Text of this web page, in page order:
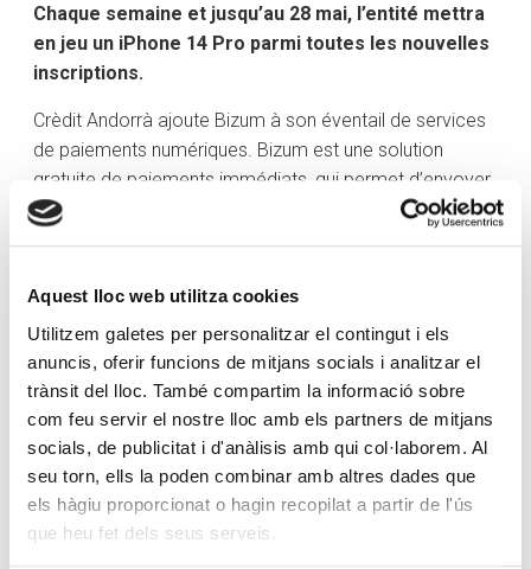
Aquest lloc web utilitza cookies
Utilitzem galetes per personalitzar el contingut i els
anuncis, oferir funcions de mitjans socials i analitzar el
trànsit del lloc. També compartim la informació sobre
com feu servir el nostre lloc amb els partners de mitjans
socials, de publicitat i d'anàlisis amb qui col·laborem. Al
seu torn, ells la poden combinar amb altres dades que
els hàgiu proporcionat o hagin recopilat a partir de l'ús
que heu fet dels seus serveis.
Chaque semaine et jusqu’au 28 mai, l’entité mettra
en jeu un iPhone 14 Pro parmi toutes les nouvelles
inscriptions.
Crèdit Andorrà ajoute Bizum à son éventail de services
de paiements numériques. Bizum est une solution
gratuite de paiements immédiats, qui permet d’envoyer,
de recevoir et de demander de l’argent, en Andorre
Pour réaliser cette opération, il vous suffit de connaître
le numéro de téléphone du destinataire. Vous n’avez
pas besoin de connaître son numéro de compte. Grâce
à cette solution, les clients de Crèdit Andorrà peuvent
effectuer ou recevoir des virements d’autres utilisateurs,
indépendamment de la banque dont ils sont clients.
Le fonctionnement de ce système est très simple. Pour
commencer, l’utilisateur doit mettre à jour l’application